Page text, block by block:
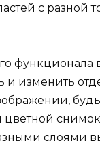
с разной
функционала
и изменить
цветной
слоями